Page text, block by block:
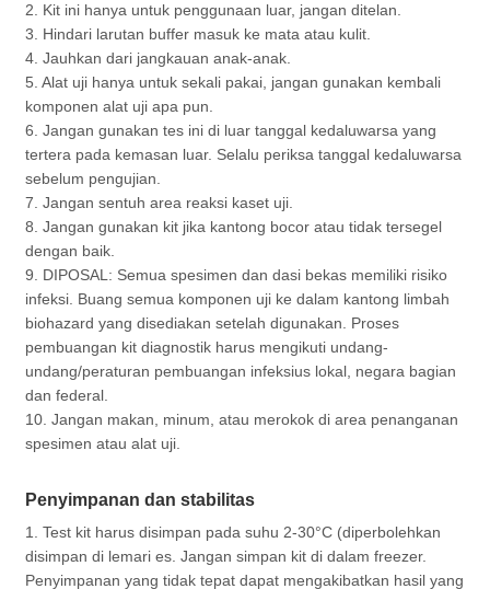
2. Kit ini hanya untuk penggunaan luar, jangan ditelan.
3. Hindari larutan buffer masuk ke mata atau kulit.
4. Jauhkan dari jangkauan anak-anak.
5. Alat uji hanya untuk sekali pakai, jangan gunakan kembali
komponen alat uji apa pun.
6. Jangan gunakan tes ini di luar tanggal kedaluwarsa yang
tertera pada kemasan luar. Selalu periksa tanggal kedaluwarsa
sebelum pengujian.
7. Jangan sentuh area reaksi kaset uji.
8. Jangan gunakan kit jika kantong bocor atau tidak tersegel
dengan baik.
9. DIPOSAL: Semua spesimen dan dasi bekas memiliki risiko
infeksi. Buang semua komponen uji ke dalam kantong limbah
biohazard yang disediakan setelah digunakan. Proses
pembuangan kit diagnostik harus mengikuti undang-
undang/peraturan pembuangan infeksius lokal, negara bagian
dan federal.
10. Jangan makan, minum, atau merokok di area penanganan
spesimen atau alat uji.
Penyimpanan dan stabilitas
1. Test kit harus disimpan pada suhu 2-30°C (diperbolehkan
disimpan di lemari es. Jangan simpan kit di dalam freezer.
Penyimpanan yang tidak tepat dapat mengakibatkan hasil yang